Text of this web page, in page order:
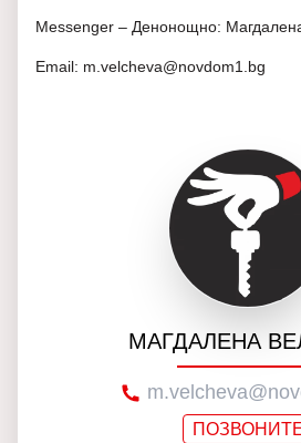
Messenger – Денонощно:
Email: m.velcheva@novdom1.bg
МАГДАЛЕНА